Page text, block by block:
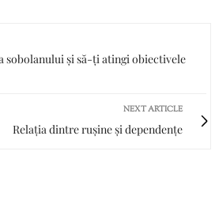
sobolanului și să-ți atingi obiectivele
NEXT ARTICLE
Relația dintre rușine și dependențe